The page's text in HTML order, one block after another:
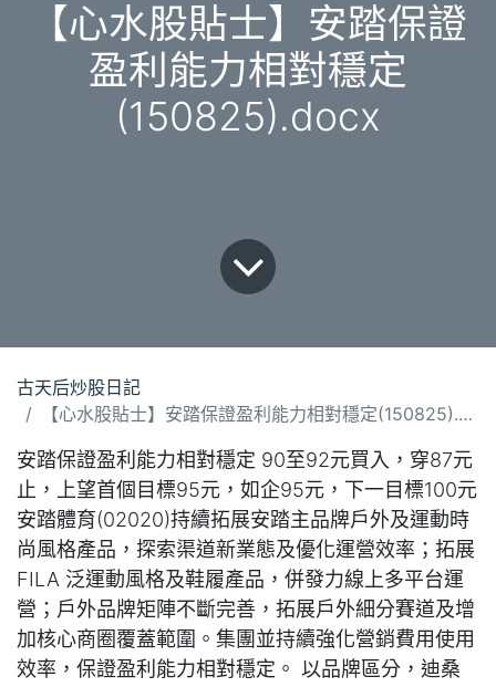
【心水股貼士】安踏保證
盈利能力相對穩定
(150825).docx
古天后炒股日記
【心水股貼士】安踏保證盈利能力相對穩定(150825).docx
安踏保證盈利能力相對穩定 90至92元買入，穿87元
止，上望首個目標95元，如企95元，下一目標100元
安踏體育(02020)持續拓展安踏主品牌戶外及運動時
尚風格產品，探索渠道新業態及優化運營效率；拓展
FILA 泛運動風格及鞋履產品，併發力線上多平台運
營；戶外品牌矩陣不斷完善，拓展戶外細分賽道及增
加核心商圈覆蓋範圍。集團並持續強化營銷費用使用
效率，保證盈利能力相對穩定。 以品牌區分，迪桑